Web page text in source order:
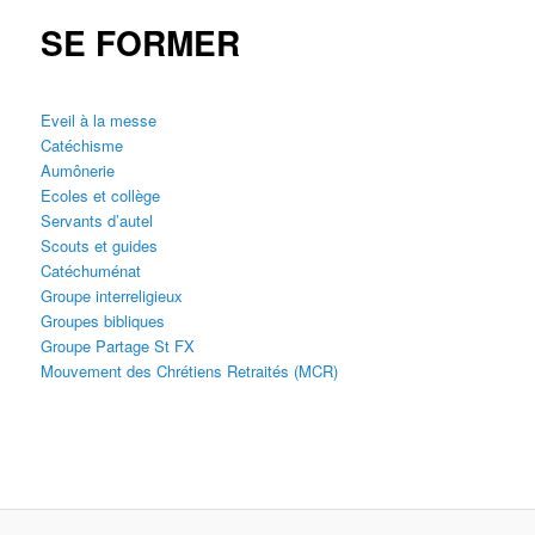
SE FORMER
Eveil à la messe
Catéchisme
Aumônerie
Ecoles et collège
Servants d’autel
Scouts et guides
Catéchuménat
Groupe interreligieux
Groupes bibliques
Groupe Partage St FX
Mouvement des Chrétiens Retraités (MCR)